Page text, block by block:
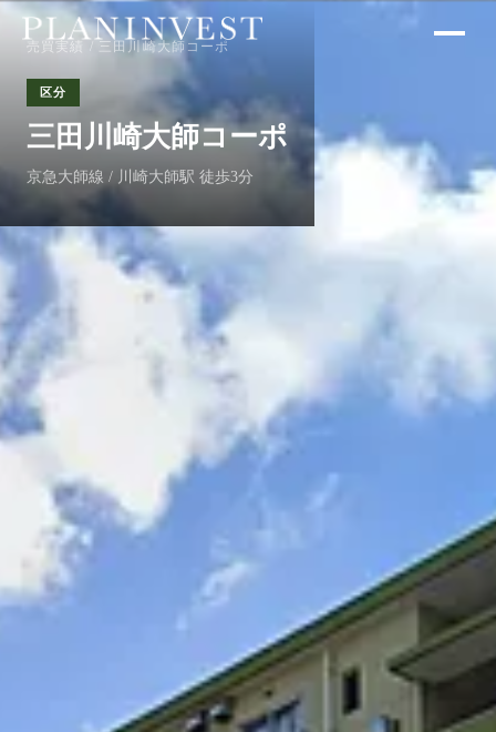
売買実績 / 三田川崎大師コーポ
区分
三田川崎大師コーポ
京急大師線 / 川崎大師駅 徒歩3分